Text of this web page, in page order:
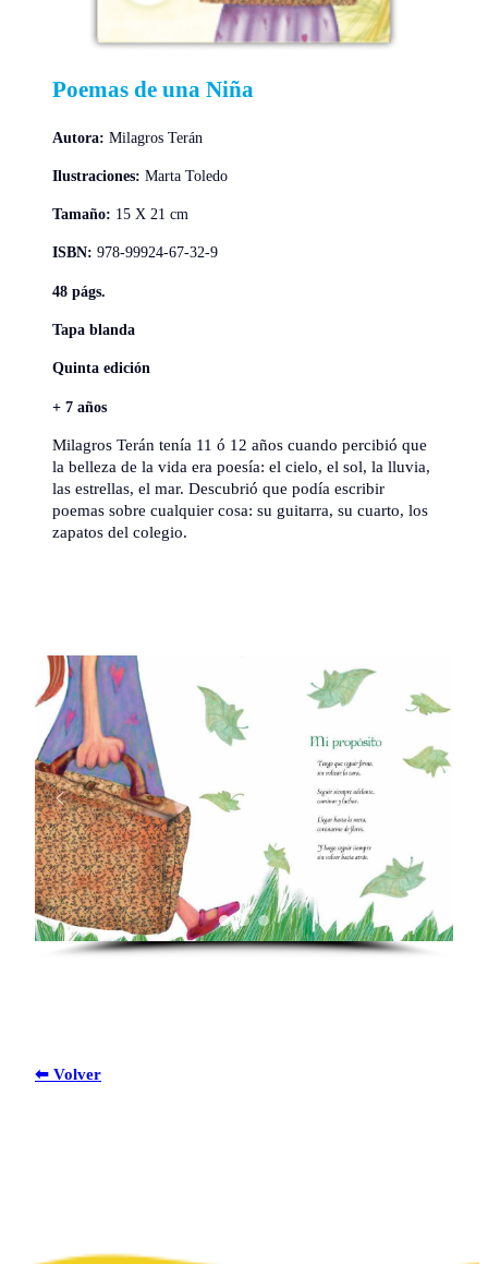
Poemas de una Niña
Autora: Milagros Terán
Ilustraciones: Marta Toledo
Tamaño: 15 X 21 cm
ISBN: 978-99924-67-32-9
48 págs.
Tapa blanda
Quinta edición
+ 7 años
Milagros Terán tenía 11 ó 12 años cuando percibió que
la belleza de la vida era poesía: el cielo, el sol, la lluvia,
las estrellas, el mar. Descubrió que podía escribir
poemas sobre cualquier cosa: su guitarra, su cuarto, los
zapatos del colegio.
⬅ Volver